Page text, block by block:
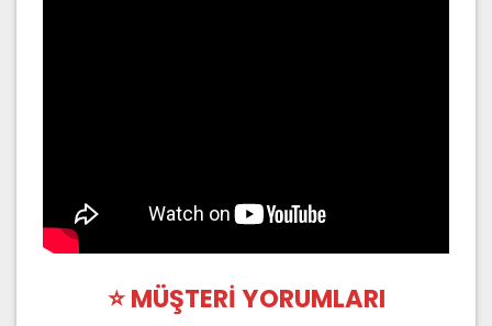
⭐ MÜŞTERİ YORUMLARI